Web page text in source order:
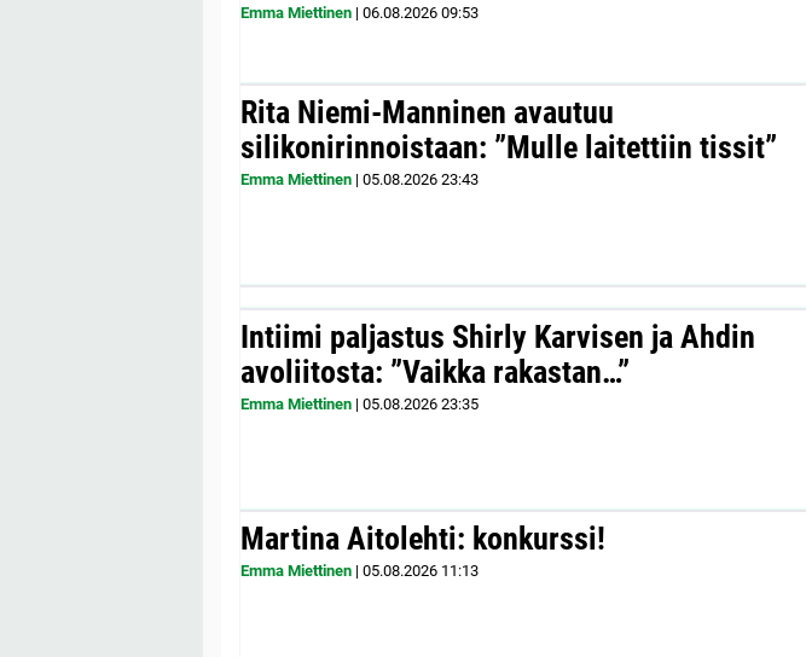
Emma Miettinen | 06.08.2026 09:53
Rita Niemi-Manninen avautuu
silikonirinnoistaan: ”Mulle laitettiin tissit”
Emma Miettinen | 05.08.2026 23:43
Intiimi paljastus Shirly Karvisen ja Ahdin
avoliitosta: ”Vaikka rakastan…”
Emma Miettinen | 05.08.2026 23:35
Martina Aitolehti: konkurssi!
Emma Miettinen | 05.08.2026 11:13